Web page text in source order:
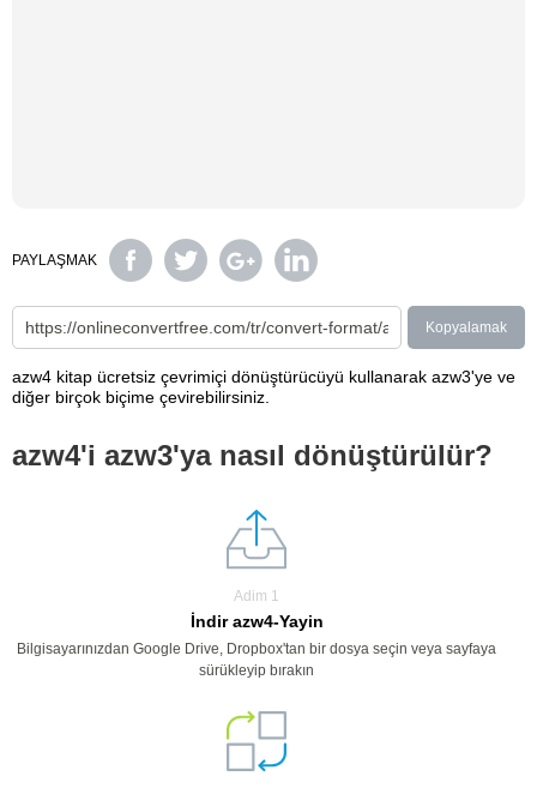
PAYLAŞMAK
Kopyalamak
azw4 kitap ücretsiz çevrimiçi dönüştürücüyü kullanarak azw3'ye ve
diğer birçok biçime çevirebilirsiniz.
azw4'i azw3'ya nasıl dönüştürülür?
Adim 1
İndir azw4-Yayin
Bilgisayarınızdan Google Drive, Dropbox'tan bir dosya seçin veya sayfaya
sürükleyip bırakın